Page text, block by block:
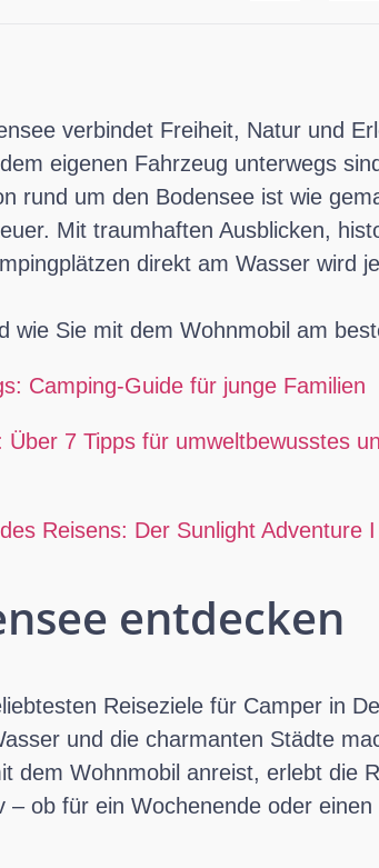
verbindet Freiheit, Natur und
eigenen Fahrzeug unterwegs
rund um den Bodensee ist wie
Mit traumhaften Ausblicken,
direkt am Wasser wird
wie Sie mit dem Wohnmobil am
Camping-Guide für junge Familien
7 Tipps für umweltbewusstes
Reisens: Der Sunlight Adventure
entdecken
Reiseziele für Camper in
und die charmanten Städte
dem Wohnmobil anreist, erlebt die
– ob für ein Wochenende oder einen